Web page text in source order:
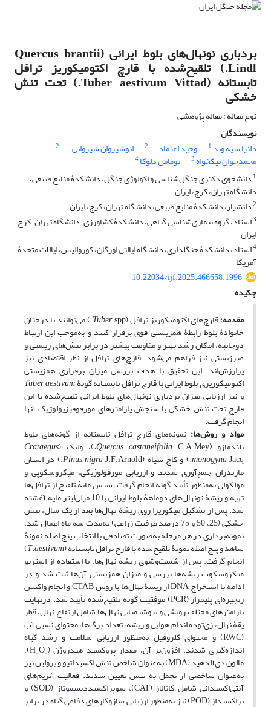
بردباری نونهال‌های بلوط ایرانی (Quercus brantii
Lindl.) تلقیح‌شده با قارچ اکتومیکوریز ترافل
تابستانه (Tuber aestivum Vittad.) تحت تنش
خشکی
نوع مقاله : مقاله پژوهشی
نویسندگان
دلنیا سپه وند 1 وحید اعتماد 2 انوشیروان شیروانی 2
محمدجوان نیکخواه3 توماس دلوکا4
1 دانشجوی دکتری جنگل‌شناسی و اکولوژی جنگل، دانشکدۀ منابع طبیعی،
دانشگاه تهران، کرج، ایران
2دانشیار، دانشکدۀ منابع طبیعی، دانشگاه تهران، کرج، ایران
3استاد، گروه بیماری‌شناسی گیاهی، دانشکدۀ کشاورزی، دانشگاه تهران، کرج،
ایران
4استاد، دانشکدۀ جنگلداری، دانشگاه ایالتی اورگان، کوروالیس، ایالات متحدۀ
آمریکا
10.22034/ijf.2025.466658.1996
چکیده
مقدمه:قارچ‌های اکتومیکوریز ترافل ( Tuberspp.) می‌توانند با درختان
خانوادۀ بلوط رابطۀ همزیستی قوی برقرار کنند و به‌موجب این ارتباط
دوجانبه، امکان رشد بهتر و مقاومت بیشتر در برابر تنش‌های زیستی و
غیرزیستی نیز فراهم می‌شود. قارچ‌های ترافل از نظر اقتصادی نیز
پرارزش‌اند. این تحقیق با هدف بررسی میزان برقراری همزیستی
اکتومیکوریزی بلوط ایرانی با قارچ ترافل تابستانه گونۀTuber aestivum
و نیز ارزیابی میزان بردباری نونهال‌های بلوط ایرانی تلقیح‌شده با این
قارچ تحت تنش خشکی با سنجش پارامترهای مورفوفیزیولوژیک آنها
انجام گرفت.
مواد و روش‌ها: نمونه‌های قارچ ترافل تابستانه از گونه‌های بلوط
بلندمازو (
Quercus castaneifolia C.A.Mey
.)، ولیک (Crataegus
monogynaJacq
.) و کاج سیاه ( Pinusnigra J.F.Arnold.) در استان
مازندران جمع‌آوری شدند و ارزیابی مورفولوژیکی، میکروسکوپی و
مولکولی به‌منظور تأیید گونه انجام گرفت. سپس مایۀ تلقیح از ترافل‌ها
تهیه و ریشۀ نونهال‌های دوماهۀ بلوط ایرانی با 10 میلی‌لیتر مایه آغشته
شد. پس از تشکیل میکوریزا روی ریشۀ نهال‌ها بعد از یک سال، تنش
خشکی (25، 50 و 75 درصد ظرفیت زراعی) به‌مدت سه ماه اعمال‌ شد.
نمونه‌برداری در هر مرحله به‌صورت تصادفی با انتخاب پنج اصله نمونۀ
شاهد و پنج اصله نمونۀ تلقیح‌شده با قارچ ترافل تابستانه (T.aestivum
)
انجام گرفت. پس از شست‌وشوی ریشۀ نهال‌ها، با استفاده از استریو
میکروسکوپ ریشه‌ها بررسی و میزان همزیستی آن‌ها ثبت شد و در
ادامه با استخراج DNA از ریشۀ نهال‌ها با روش CTAB و انجام واکنش
زنجیره‌ای پلیمراز (PCR) موفقیت گونه تلقیح‌شده تأیید شد. درنهایت
پارامترهای مختلف رویشی و بیوشیمیایی نهال‌ها شامل ارتفاع نهال، قطر
یقۀ نهال، زی‌توده اندام هوایی و ریشه، تعداد برگ‌ها، محتوای نسبی آب
(RWC) و محتوای کلروفیل به‌منظور ارزیابی سلامت و رشد گیاه
اندازه‌گیری شدند. افزون‌بر آن، مقدار پروکسید هیدروژن (H₂O₂)،
مالون ‌دی‌آلدهید (MDA) به‌عنوان شاخص تنش اکسیداتیو و پرولین نیز
به‌عنوان شاخصی از تحمل به تنش تعیین شدند. فعالیت آنزیم‌های
آنتی‌اکسیدانی شامل کاتالاز (CAT)، سوپراکسیددیسموتاز (SOD) و
پراکسیداز (POD) نیز به‌منظور ارزیابی سازوکارهای دفاعی گیاه در برابر